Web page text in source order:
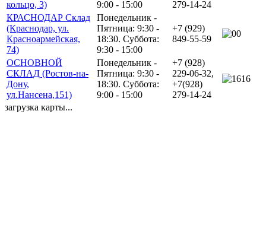
кольцо, 3)
9:00 - 15:00
279-14-24
КРАСНОДАР Склад
(Краснодар, ул.
Красноармейская,
74)
Понедельник -
Пятница: 9:30 -
18:30. Суббота:
9:30 - 15:00
+7 (929)
849-55-59
0
ОСНОВНОЙ
СКЛАД (Ростов-на-
Дону,
ул.Нансена,151)
Понедельник -
Пятница: 9:30 -
18:30. Суббота:
9:00 - 15:00
+7 (928)
229-06-32,
+7(928)
279-14-24
16
загрузка карты...